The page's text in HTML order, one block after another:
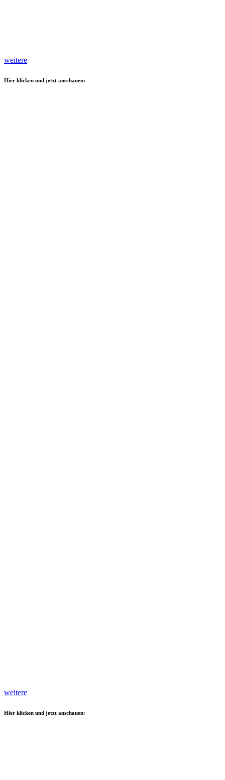
weitere
Hier klicken und jetzt anschauen:
weitere
Hier klicken und jetzt anschauen: